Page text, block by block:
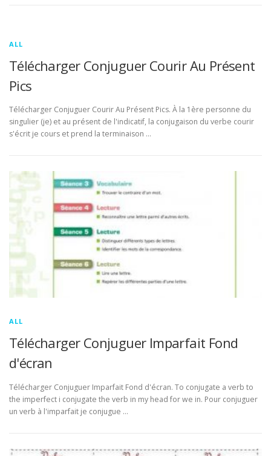
ALL
Télécharger Conjuguer Courir Au Présent
Pics
Télécharger Conjuguer Courir Au Présent Pics. À la 1ère personne du
singulier (je) et au présent de l'indicatif, la conjugaison du verbe courir
s'écrit je cours et prend la terminaison …
ALL
Télécharger Conjuguer Imparfait Fond
d'écran
Télécharger Conjuguer Imparfait Fond d'écran. To conjugate a verb to
the imperfect i conjugate the verb in my head for we in. Pour conjuguer
un verb à l'imparfait je conjugue …